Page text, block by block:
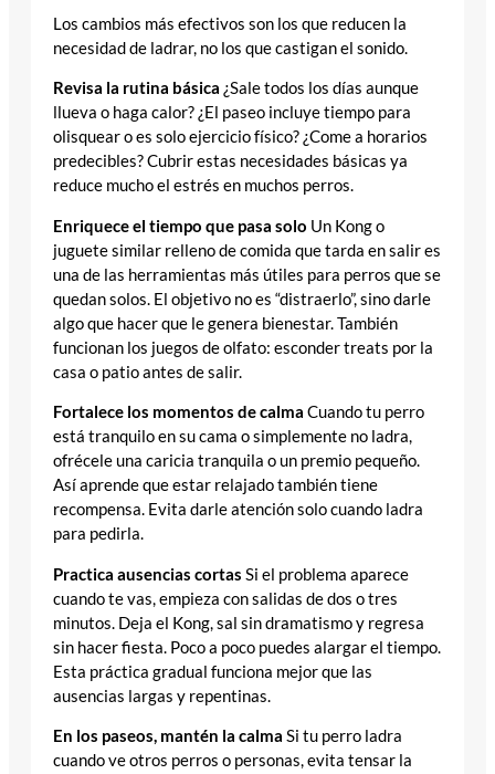
Los cambios más efectivos son los que reducen la
necesidad de ladrar, no los que castigan el sonido.
Revisa la rutina básica ¿Sale todos los días aunque
llueva o haga calor? ¿El paseo incluye tiempo para
olisquear o es solo ejercicio físico? ¿Come a horarios
predecibles? Cubrir estas necesidades básicas ya
reduce mucho el estrés en muchos perros.
Enriquece el tiempo que pasa solo Un Kong o
juguete similar relleno de comida que tarda en salir es
una de las herramientas más útiles para perros que se
quedan solos. El objetivo no es “distraerlo”, sino darle
algo que hacer que le genera bienestar. También
funcionan los juegos de olfato: esconder treats por la
casa o patio antes de salir.
Fortalece los momentos de calma Cuando tu perro
está tranquilo en su cama o simplemente no ladra,
ofrécele una caricia tranquila o un premio pequeño.
Así aprende que estar relajado también tiene
recompensa. Evita darle atención solo cuando ladra
para pedirla.
Practica ausencias cortas Si el problema aparece
cuando te vas, empieza con salidas de dos o tres
minutos. Deja el Kong, sal sin dramatismo y regresa
sin hacer fiesta. Poco a poco puedes alargar el tiempo.
Esta práctica gradual funciona mejor que las
ausencias largas y repentinas.
En los paseos, mantén la calma Si tu perro ladra
cuando ve otros perros o personas, evita tensar la